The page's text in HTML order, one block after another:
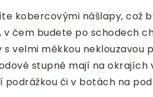
kobercovými nášlapy, což
čem budete po schodech
velmi měkkou neklouzavou
stupně mají na
podrážkou či v botách na